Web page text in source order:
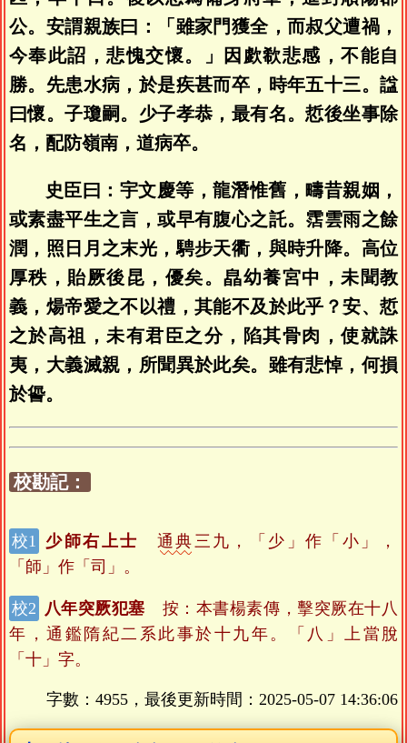
公。安謂親族曰：「雖家門獲全，而叔父遭禍，
今奉此詔，悲愧交懷。」因歔欷悲感，不能自
勝。先患水病，於是疾甚而卒，時年五十三。諡
曰懷。子瓊嗣。少子孝恭，最有名。悊後坐事除
名，配防嶺南，道病卒。
史臣曰：宇文慶等，龍潛惟舊，疇昔親姻，
或素盡平生之言，或早有腹心之託。霑雲雨之餘
潤，照日月之末光，騁步天衢，與時升降。高位
厚秩，貽厥後昆，優矣。皛幼養宮中，未聞教
義，煬帝愛之不以禮，其能不及於此乎？安、悊
之於高祖，未有君臣之分，陷其骨肉，使就誅
夷，大義滅親，所聞異於此矣。雖有悲悼，何損
於諐。
校勘記：
少師右上士 通典三九，「少」作「小」，
「師」作「司」。
八年突厥犯塞 按：本書楊素傳，擊突厥在十八
年，通鑑隋紀二系此事於十九年。「八」上當脫
「十」字。
字數：4955，最後更新時間： 2025-05-07 14:36:06